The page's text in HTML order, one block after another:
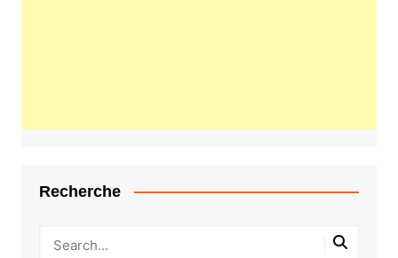
Recherche